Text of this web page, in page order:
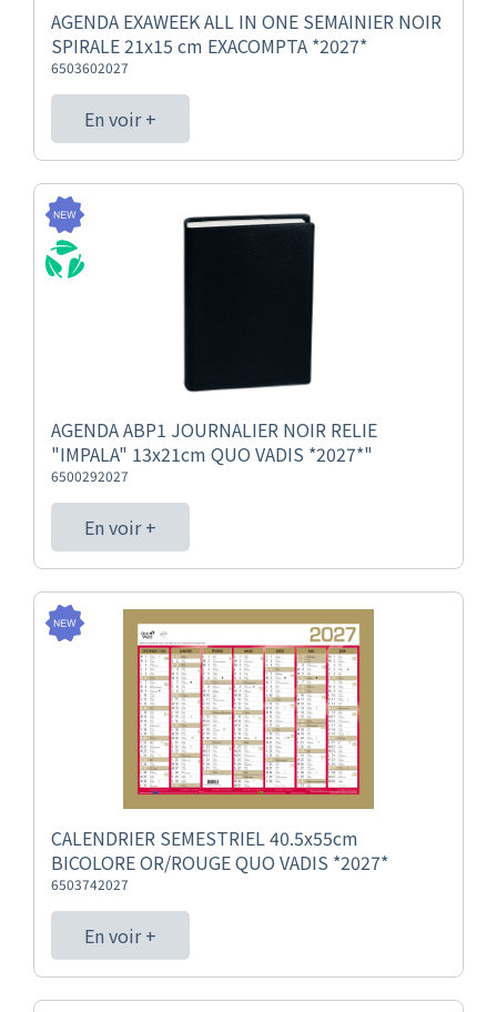
AGENDA EXAWEEK ALL IN ONE SEMAINIER NOIR
SPIRALE 21x15 cm EXACOMPTA *2027*
6503602027
En voir +
AGENDA ABP1 JOURNALIER NOIR RELIE
"IMPALA" 13x21cm QUO VADIS *2027*"
6500292027
En voir +
CALENDRIER SEMESTRIEL 40.5x55cm
BICOLORE OR/ROUGE QUO VADIS *2027*
6503742027
En voir +